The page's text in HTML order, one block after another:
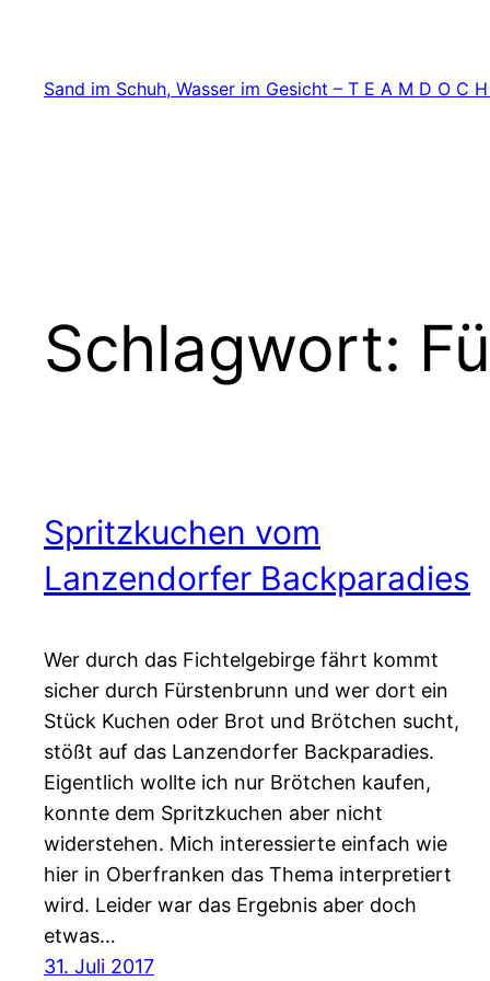
springen
Sand im Schuh, Wasser im Gesicht – T E A M D O C
Schlagwort:
Spritzkuchen vom
Lanzendorfer Backparadies
Wer durch das Fichtelgebirge fährt kommt
sicher durch Fürstenbrunn und wer dort ein
Stück Kuchen oder Brot und Brötchen sucht,
stößt auf das Lanzendorfer Backparadies.
Eigentlich wollte ich nur Brötchen kaufen,
konnte dem Spritzkuchen aber nicht
widerstehen. Mich interessierte einfach wie
hier in Oberfranken das Thema interpretiert
wird. Leider war das Ergebnis aber doch
etwas…
31. Juli 2017